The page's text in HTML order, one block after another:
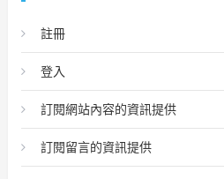
註冊
登入
訂閱網站內容的資訊提供
訂閱留言的資訊提供